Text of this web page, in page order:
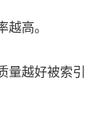
高。
量越好被索引